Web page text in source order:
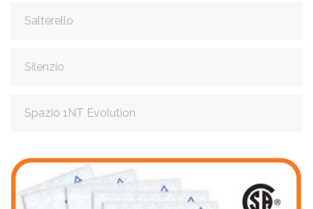
Salterello
Silenzio
Spazio 1NT Evolution